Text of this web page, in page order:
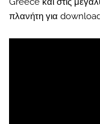
πλανήτη για